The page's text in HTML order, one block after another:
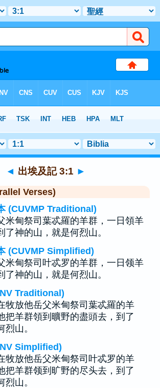
◄ 出埃及記 3:1 ►
Verses)
(CUVMP Traditional)
米甸祭司葉忒羅的羊群，一日領羊
了神的山，就是何烈山。
(CUVMP Simplified)
米甸祭司叶忒罗的羊群，一日领羊
了神的山，就是何烈山。
Traditional)
牧放他岳父米甸祭司葉忒羅的羊
把羊群領到曠野的盡頭去，到了
山。
Simplified)
牧放他岳父米甸祭司叶忒罗的羊
把羊群领到旷野的尽头去，到了
山。